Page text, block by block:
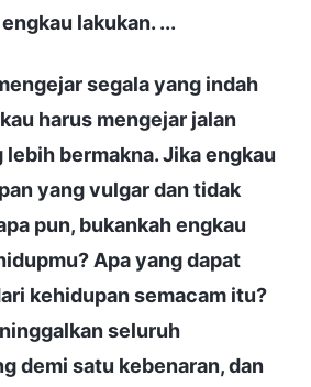
lakukan. ...
segala yang indah
harus mengejar jalan
bermakna. Jika engkau
yang vulgar dan tidak
pun, bukankah engkau
Apa yang dapat
kehidupan semacam itu?
seluruh
demi satu kebenaran, dan